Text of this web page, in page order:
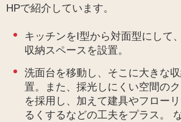
HPで紹介しています。
キッチンをI型から対面型にして
収納スペースを設置。
洗面台を移動し、そこに大きな
置。また、採光しにくい空間の
を採用し、加えて建具やフロー
るくするなどの工夫をプラス。